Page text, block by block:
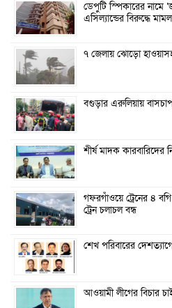
ডেপুটি স্পিকারের নামে
এসিল্যান্ডের বিরুদ্ধে
৭ জেলায় ঝোড়ো হাওয়াসহ
বগুড়ার এরুলিয়ায়
শীর্ষ মাদক কারবারিদের
গফরগাঁওয়ে ট্রেনের ৪
ট্রেন চলাচল বন্ধ
শেখ পরিবারের
আওয়ামী লীগের বিচার